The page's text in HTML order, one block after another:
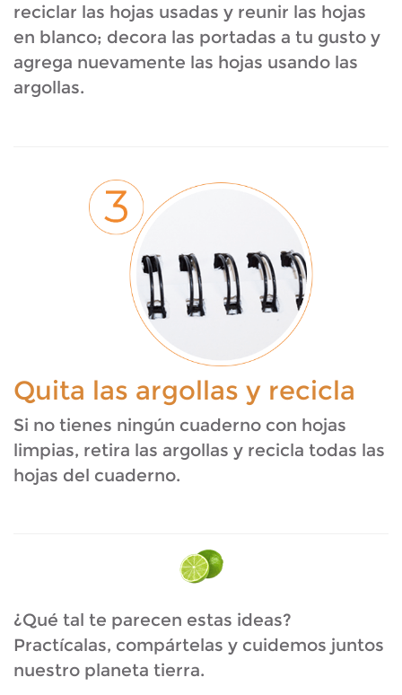
reciclar las hojas usadas y reunir las hojas
en blanco; decora las portadas a tu gusto y
agrega nuevamente las hojas usando las
argollas.
Quita las argollas y recicla
Si no tienes ningún cuaderno con hojas
limpias, retira las argollas y recicla todas las
hojas del cuaderno.
¿Qué tal te parecen estas ideas?
Practícalas, compártelas y cuidemos juntos
nuestro planeta tierra.